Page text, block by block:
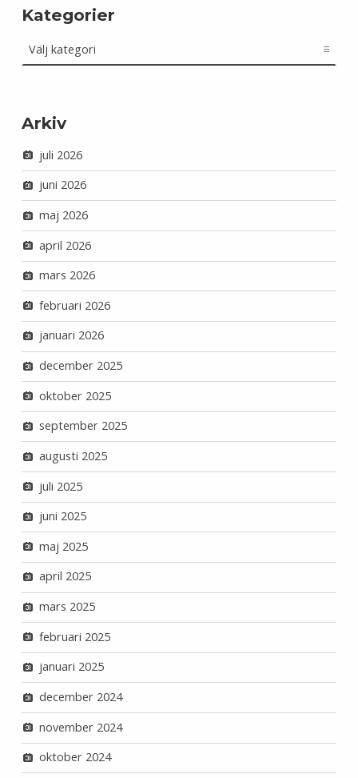
Kategorier
Arkiv
juli 2026
juni 2026
maj 2026
april 2026
mars 2026
februari 2026
januari 2026
december 2025
oktober 2025
september 2025
augusti 2025
juli 2025
juni 2025
maj 2025
april 2025
mars 2025
februari 2025
januari 2025
december 2024
november 2024
oktober 2024